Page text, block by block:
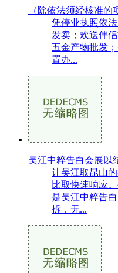
（除依法须经核准的
凭停业执照依
发卖；欢送伴
五金产物批发
置办...
吴江中粹告白会展以
让吴江取昆山
比取快速响应
是吴江中粹告
拆，无...